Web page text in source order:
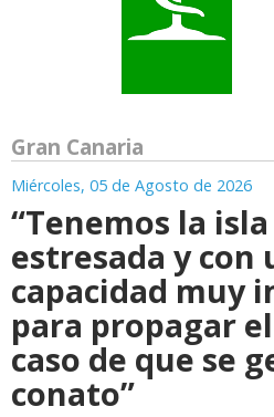
Gran Canaria
Miércoles, 05 de Agosto de 2026
“Tenemos la
estresada y con
capacidad muy
para propagar
caso de que se
conato”